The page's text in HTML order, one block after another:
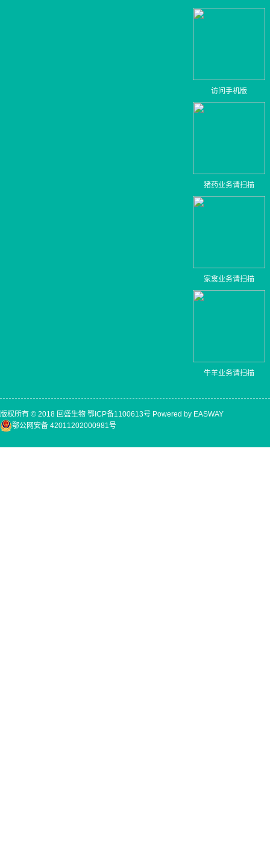
访问手机版
猪药业务请扫描
家禽业务请扫描
牛羊业务请扫描
版权所有 © 2018 回盛生物 鄂ICP备1100613号 Powered by EASWAY
鄂公网安备 42011202000981号